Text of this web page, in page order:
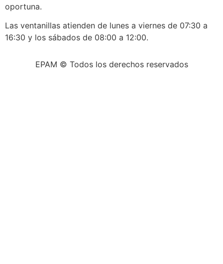
oportuna.
Las ventanillas atienden de lunes a viernes de 07:30 a
16:30 y los sábados de 08:00 a 12:00.
EPAM © Todos los derechos reservados